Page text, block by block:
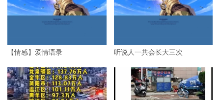
【情感】爱情语录 听说人一共会长大三次